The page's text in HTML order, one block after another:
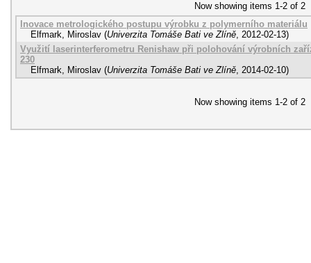
Now showing items 1-2 of 2
Inovace metrologického postupu výrobku z polymerního materiálu
Elfmark, Miroslav (Univerzita Tomáše Bati ve Zlíně, 2012-02-13)
Využití laserinterferometru Renishaw při polohování výrobních
230
Elfmark, Miroslav (Univerzita Tomáše Bati ve Zlíně, 2014-02-10)
Now showing items 1-2 of 2